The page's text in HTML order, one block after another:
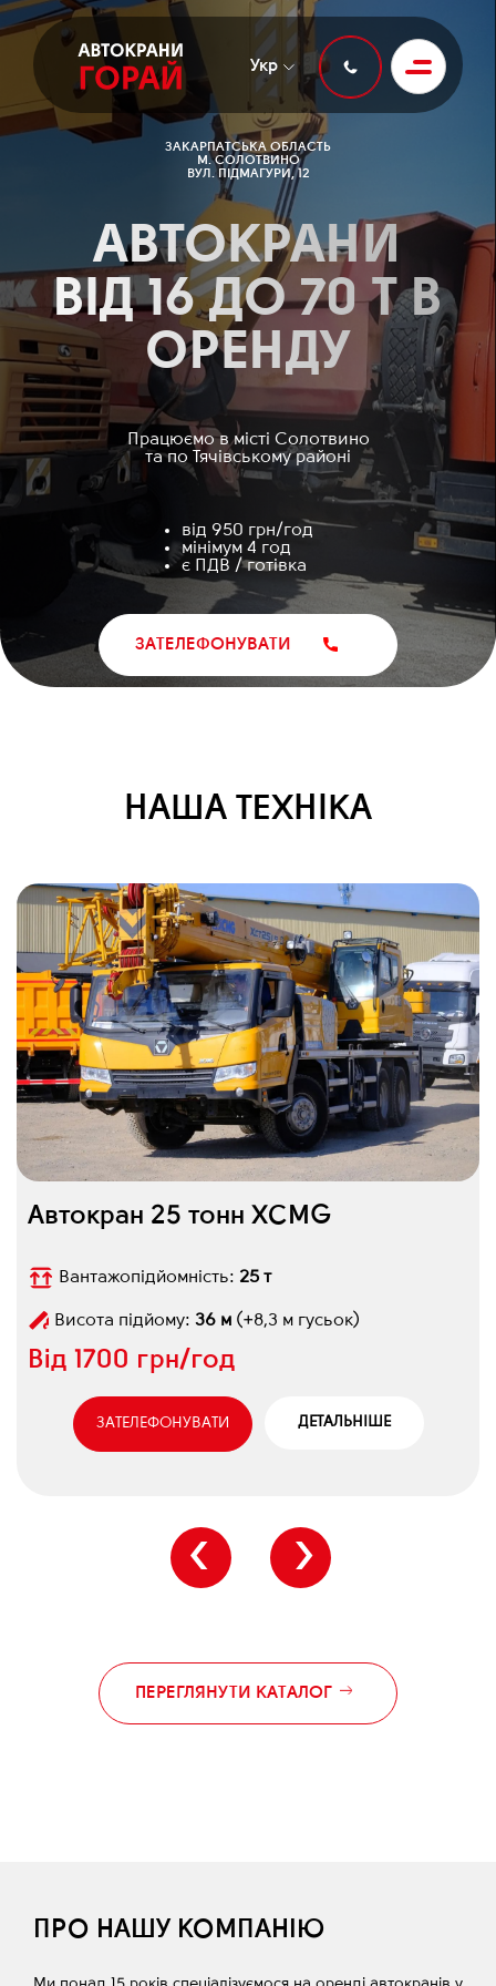
Укр
ЗАКАРПАТСЬКА ОБЛАСТЬ
М. СОЛОТВИНО
ВУЛ. ПІДМАГУРИ, 12
АВТОКРАНИ
ВІД 16 ДО 70 Т В
ОРЕНДУ
Працюємо в місті Солотвино
та по Тячівському районі
від 950 грн/год
мінімум 4 год
є ПДВ / готівка
ЗАТЕЛЕФОНУВАТИ
НАША ТЕХНІКА
Автокран 25 тонн XCMG
Вантажопідйомність: 25 т
Висота підйому: 36 м (+8,3 м гусьок)
Від 1700 грн/год
ЗАТЕЛЕФОНУВАТИ ДЕТАЛЬНІШЕ
‹ ›
ПЕРЕГЛЯНУТИ КАТАЛОГ
ПРО НАШУ КОМПАНІЮ